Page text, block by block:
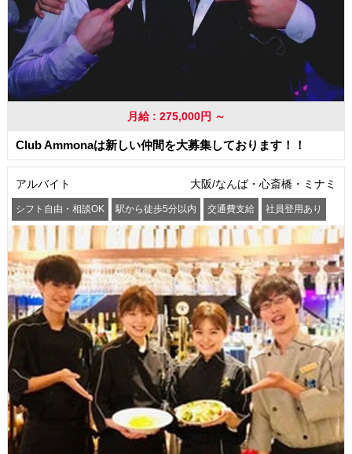
月給 : 275,000円 ～
Club Ammonaは新しい仲間を大募集しております！！
アルバイト 大阪/なんば・心斎橋・ミナミ
シフト自由・相談OK 駅から徒歩5分以内 交通費支給 社員登用あり